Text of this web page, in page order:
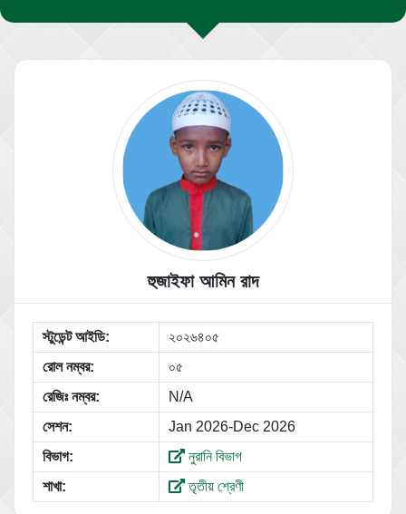
হুজাইফা আমিন রাদ
স্টুডেন্ট আইডি:
২০২৬৪০৫
রোল নম্বর:
০৫
রেজিঃ নম্বর:
N/A
সেশন:
Jan 2026-Dec 2026
বিভাগ:
নুরানি বিভাগ
শাখা:
তৃতীয় শ্রেণী